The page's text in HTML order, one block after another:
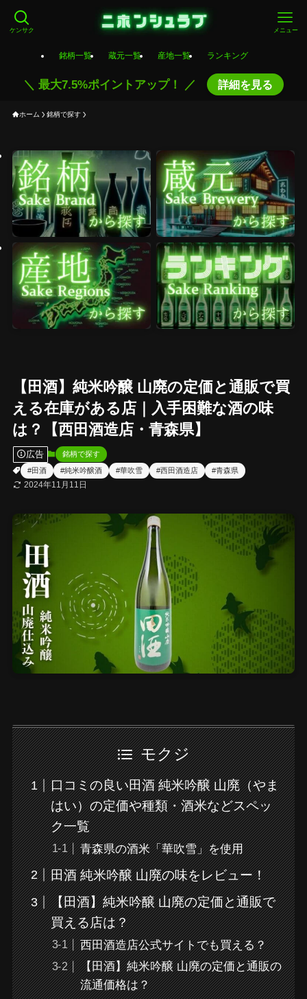
ケンサク メニュー
銘柄一覧 蔵元一覧 産地一覧 ランキング
＼ 最大7.5%ポイントアップ！ ／ 詳細を見る
ホーム 銘柄で探す
【田酒】純米吟醸 山廃の定価と通販で買
える在庫がある店｜入手困難な酒の味
は？【西田酒造店・青森県】
広告
銘柄で探す
#田酒
#純米吟醸酒 #華吹雪 #西田酒造店 #青森県
2024年11月11日
モクジ
口コミの良い田酒 純米吟醸 山廃（やま
はい）の定価や種類・酒米などスペッ
ク一覧
青森県の酒米「華吹雪」を使用
田酒 純米吟醸 山廃の味をレビュー！
【田酒】純米吟醸 山廃の定価と通販で
買える店は？
西田酒造店公式サイトでも買える？
【田酒】純米吟醸 山廃の定価と通販の
流通価格は？